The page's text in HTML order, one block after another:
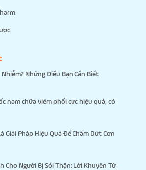
Nhiễm? Những Điều Bạn Cần Biết
nam chữa viêm phổi cực hiệu quả, có
Giải Pháp Hiệu Quả Để Chấm Dứt Cơn
Cho Người Bị Sỏi Thận: Lời Khuyên Từ